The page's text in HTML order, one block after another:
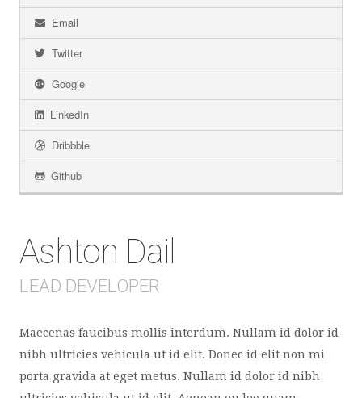
Email
Twitter
Google
LinkedIn
Dribbble
Github
Ashton Dail
LEAD DEVELOPER
Maecenas faucibus mollis interdum. Nullam id dolor id
nibh ultricies vehicula ut id elit. Donec id elit non mi
porta gravida at eget metus. Nullam id dolor id nibh